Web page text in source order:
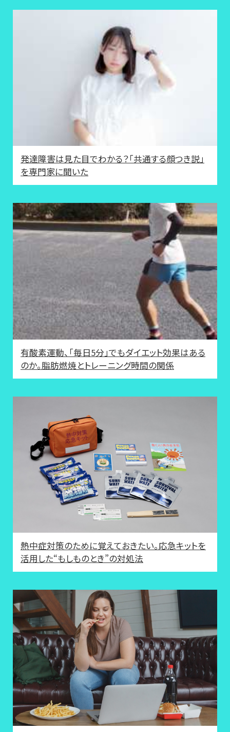
発達障害は見た目でわかる？「共通する顔つき説」
を専門家に聞いた
有酸素運動、「毎日5分」でもダイエット効果はある
のか。脂肪燃焼とトレーニング時間の関係
熱中症対策のために覚えておきたい。応急キットを
活用した“もしものとき”の対処法